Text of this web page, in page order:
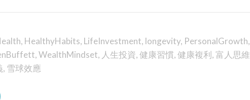
, HealthyHabits, LifeInvestment, longevity, PersonalGrowth,
,WealthMindset, 人生投資,健康習慣,健康複利,富人思維
, 雪球效應